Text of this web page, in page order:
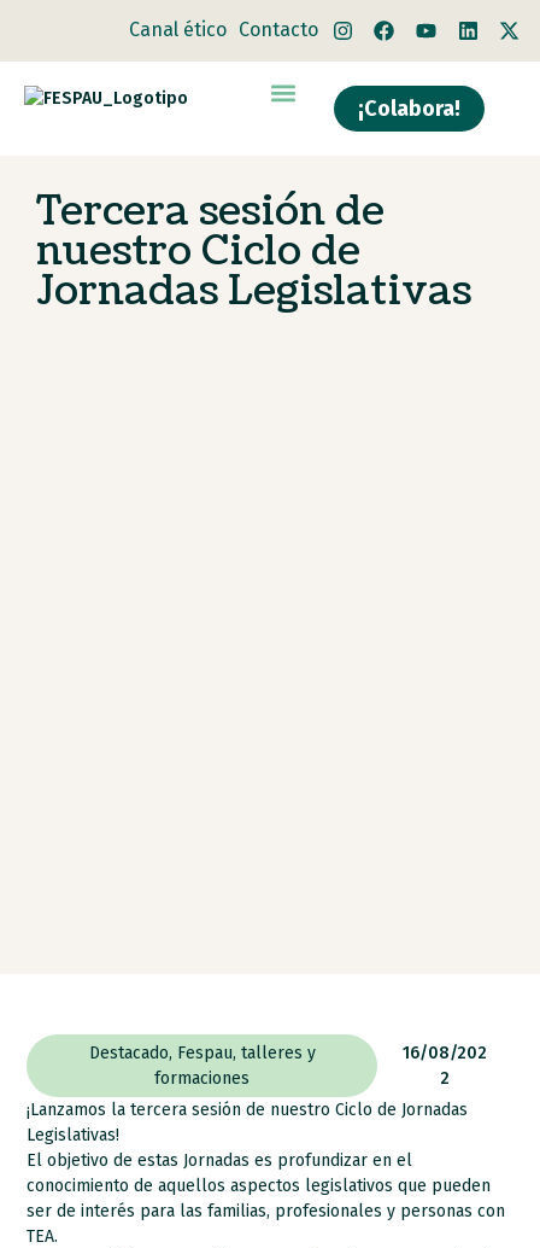
Canal ético Contacto
¡Colabora!
Tercera sesión de
nuestro Ciclo de
Jornadas Legislativas
Destacado, Fespau, talleres y
formaciones
16/08/202
2
¡Lanzamos la tercera sesión de nuestro Ciclo de Jornadas
Legislativas!
El objetivo de estas Jornadas es profundizar en el
conocimiento de aquellos aspectos legislativos que pueden
ser de interés para las familias, profesionales y personas con
TEA.